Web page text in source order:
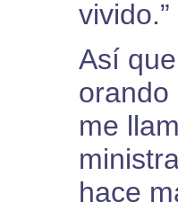
vivido.”
Así
orando
me
hace